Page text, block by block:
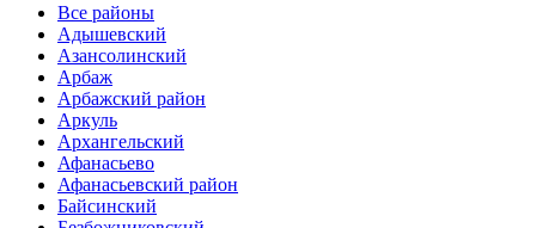
Все районы
Адышевский
Азансолинский
Арбаж
Арбажский район
Аркуль
Архангельский
Афанасьево
Афанасьевский район
Байсинский